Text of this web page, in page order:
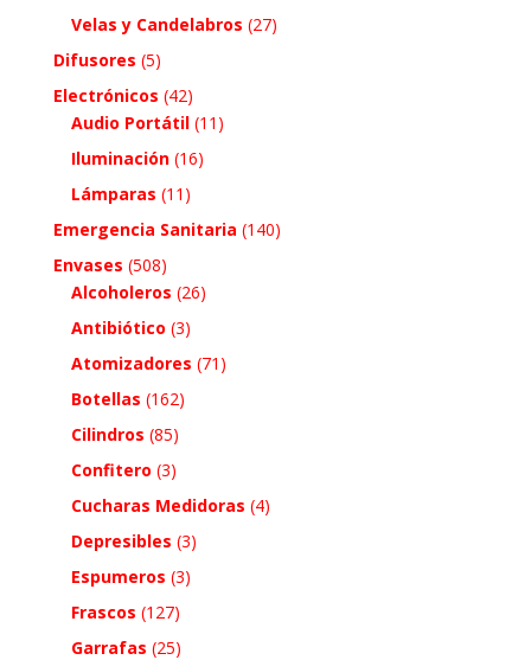
Velas y Candelabros (27)
Difusores (5)
Electrónicos (42)
Audio Portátil (11)
Iluminación (16)
Lámparas (11)
Emergencia Sanitaria (140)
Envases (508)
Alcoholeros (26)
Antibiótico (3)
Atomizadores (71)
Botellas (162)
Cilindros (85)
Confitero (3)
Cucharas Medidoras (4)
Depresibles (3)
Espumeros (3)
Frascos (127)
Garrafas (25)